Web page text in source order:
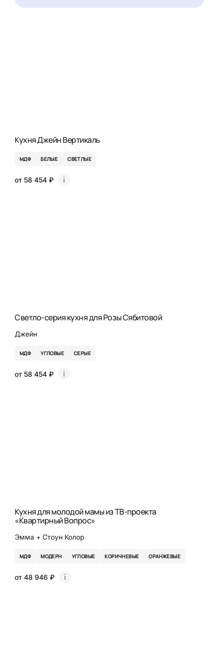
Кухня Джейн Вертикаль
МДФ БЕЛЫЕ СВЕТЛЫЕ
от 58 454 ₽
Светло-серия кухня для Розы Сябитовой
Джейн
МДФ УГЛОВЫЕ СЕРЫЕ
от 58 454 ₽
Кухня для молодой мамы из ТВ-проекта
«Квартирный Вопрос»
Эмма + Стоун Колор
МДФ МОДЕРН УГЛОВЫЕ КОРИЧНЕВЫЕ ОРАНЖЕВЫЕ
от 48 946 ₽